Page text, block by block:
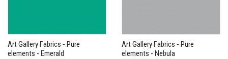
Art Gallery Fabrics - Pure
elements - Emerald
Art Gallery Fabrics - Pure
elements - Nebula